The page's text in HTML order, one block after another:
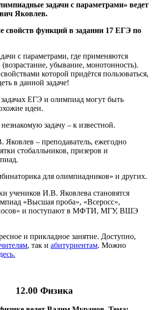
задачи с параметрами» ведет
Яковлев.
свойств функций в задании 17 ЕГЭ по
с параметрами, где применяются
убывание, монотонность).
которой придётся пользоваться,
в данной задаче!
ЕГЭ и олимпиад могут быть
идеи.
задачу – к известной.
Яковлев – преподаватель, ежегодно
стобалльников, призеров и
для олимпиадников» и других.
учеников И.В. Яковлева становятся
«Высшая проба», «Всеросс»,
и поступают в МФТИ, МГУ, ВШЭ
и прикладное занятие. Доступно,
, так и абитуриентам. Можно
12.00 Физика